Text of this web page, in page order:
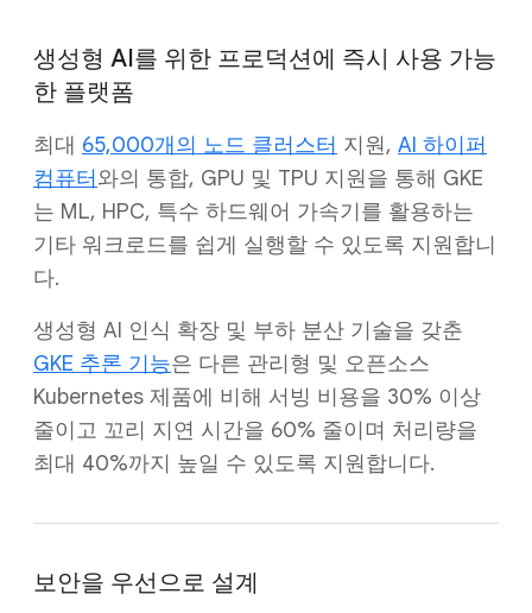
생성형 AI를 위한 프로덕션에 즉시 사용 가능
한 플랫폼
최대 65,000개의 노드 클러스터 지원, AI 하이퍼
컴퓨터와의 통합, GPU 및 TPU 지원을 통해 GKE
는 ML, HPC, 특수 하드웨어 가속기를 활용하는
기타 워크로드를 쉽게 실행할 수 있도록 지원합니
다.
생성형 AI 인식 확장 및 부하 분산 기술을 갖춘
GKE 추론 기능은 다른 관리형 및 오픈소스
Kubernetes 제품에 비해 서빙 비용을 30% 이상
줄이고 꼬리 지연 시간을 60% 줄이며 처리량을
최대 40%까지 높일 수 있도록 지원합니다.
보안을 우선으로 설계